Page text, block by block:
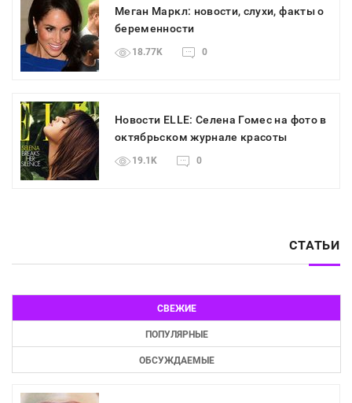
Меган Маркл: новости, слухи, факты о
беременности
18.77K 0
Новости ELLE: Селена Гомес на фото в
октябрьском журнале красоты
19.1K 0
СТАТЬИ
СВЕЖИЕ
ПОПУЛЯРНЫЕ
ОБСУЖДАЕМЫЕ